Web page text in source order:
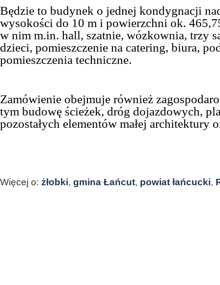
Będzie to budynek o jednej kondygnacji
wysokości do 10 m i powierzchni ok.
w nim m.in. hall, szatnie, wózkownia, trzy
dzieci, pomieszczenie na catering, biura,
pomieszczenia techniczne.
Zamówienie obejmuje również
tym budowę ścieżek, dróg dojazdowych,
pozostałych elementów małej architektury
Więcej o: żłobki, gmina Łańcut, powiat łańcucki,